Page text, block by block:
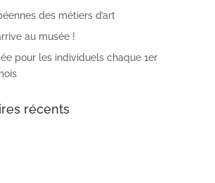
des métiers d’art
au musée !
pour les individuels chaque 1er
récents